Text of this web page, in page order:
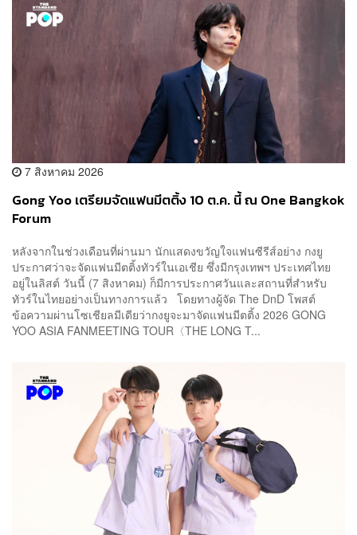
7 สิงหาคม 2026
Gong Yoo เตรียมจัดแฟนมีตติ้ง 10 ต.ค. นี้ ณ One Bangkok
Forum
หลังจากในช่วงเดือนที่ผ่านมา นักแสดงขวัญใจแฟนซีรีส์อย่าง กงยู
ประกาศว่าจะจัดแฟนมีตติ้งทัวร์ในเอเชีย ซึ่งมีกรุงเทพฯ ประเทศไทย
อยู่ในลิสต์ วันนี้ (7 สิงหาคม) ก็มีการประกาศวันและสถานที่สำหรับ
ทัวร์ในไทยอย่างเป็นทางการแล้ว โดยทางผู้จัด The DnD โพสต์
ข้อความผ่านโซเชียลมีเดียว่ากงยูจะมาจัดแฟนมีตติ้ง 2026 GONG
YOO ASIA FANMEETING TOUR〈THE LONG T...